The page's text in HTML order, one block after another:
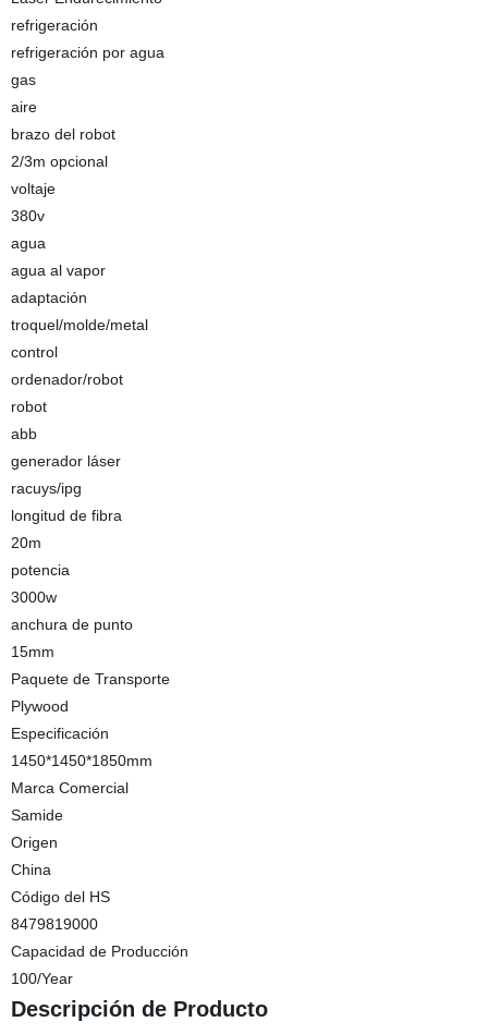
refrigeración
refrigeración por agua
gas
aire
brazo del robot
2/3m opcional
voltaje
380v
agua
agua al vapor
adaptación
troquel/molde/metal
control
ordenador/robot
robot
abb
generador láser
racuys/ipg
longitud de fibra
20m
potencia
3000w
anchura de punto
15mm
Paquete de Transporte
Plywood
Especificación
1450*1450*1850mm
Marca Comercial
Samide
Origen
China
Código del HS
8479819000
Capacidad de Producción
100/Year
Descripción de Producto